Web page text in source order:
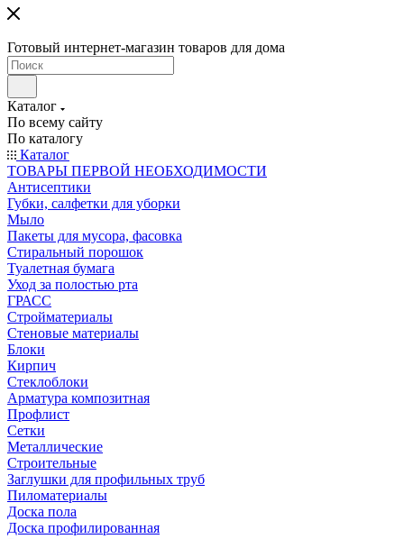
Готовый интернет-магазин товаров для дома
Каталог
По всему сайту
По каталогу
Каталог
ТОВАРЫ ПЕРВОЙ НЕОБХОДИМОСТИ
Антисептики
Губки, салфетки для уборки
Мыло
Пакеты для мусора, фасовка
Стиральный порошок
Туалетная бумага
Уход за полостью рта
ГРАСС
Стройматериалы
Стеновые материалы
Блоки
Кирпич
Стеклоблоки
Арматура композитная
Профлист
Сетки
Металлические
Строительные
Заглушки для профильных труб
Пиломатериалы
Доска пола
Доска профилированная